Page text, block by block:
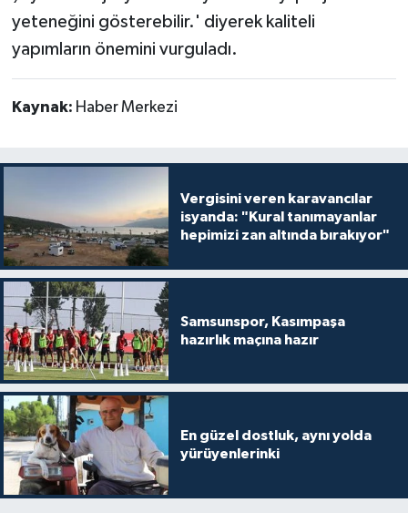
yeteneğini gösterebilir.' diyerek kaliteli
yapımların önemini vurguladı.
Kaynak: Haber Merkezi
Vergisini veren karavancılar
isyanda: "Kural tanımayanlar
hepimizi zan altında bırakıyor"
Samsunspor, Kasımpaşa
hazırlık maçına hazır
En güzel dostluk, aynı yolda
yürüyenlerinki